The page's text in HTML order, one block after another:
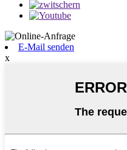
E-Mail senden
x